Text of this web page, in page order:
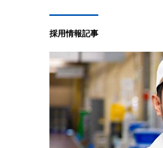
COMPANY
企業情報
TECHNOLOGY
技術情報
採用情報記事